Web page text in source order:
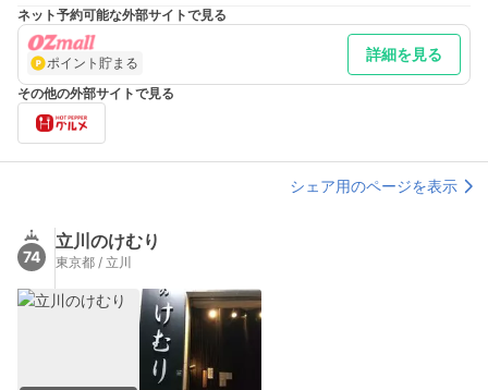
ネット予約可能な外部サイトで見る
ポイント貯まる 詳細を見る
その他の外部サイトで見る
シェア用のページを表示
74
立川のけむり
東京都 / 立川